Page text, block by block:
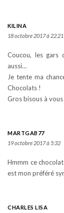
KILINA
18 octobre 2017 à 22:21
Coucou, les gars
aussi…
Je tente ma
Chocolats !
Gros bisous à
MARTGAB77
19 octobre 2017 à 5:32
Hmmm ce
est mon préféré
CHARLES LISA